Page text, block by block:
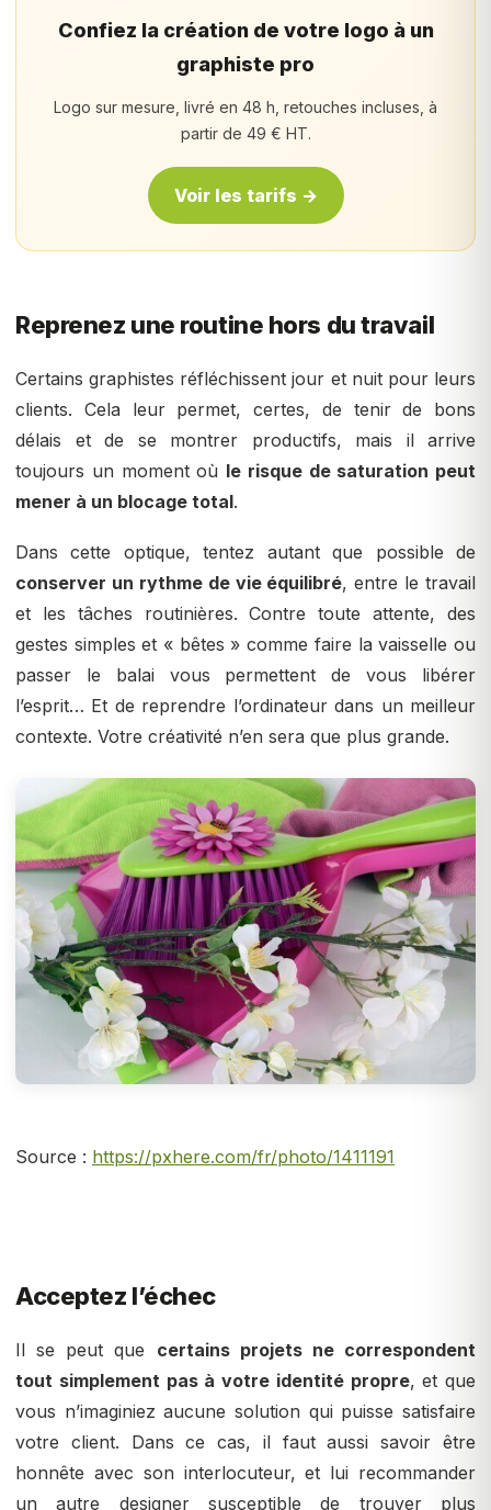
Confiez la création de votre logo à un
graphiste pro
Logo sur mesure, livré en 48 h, retouches incluses, à
partir de 49 € HT.
Voir les tarifs →
Reprenez une routine hors du travail
Certains graphistes réfléchissent jour et nuit pour leurs
clients. Cela leur permet, certes, de tenir de bons
délais et de se montrer productifs, mais il arrive
toujours un moment où le risque de saturation peut
mener à un blocage total.
Dans cette optique, tentez autant que possible de
conserver un rythme de vie équilibré, entre le travail
et les tâches routinières. Contre toute attente, des
gestes simples et « bêtes » comme faire la vaisselle ou
passer le balai vous permettent de vous libérer
l’esprit… Et de reprendre l’ordinateur dans un meilleur
contexte. Votre créativité n’en sera que plus grande.
Source : https://pxhere.com/fr/photo/1411191
Acceptez l’échec
Il se peut que certains projets ne correspondent
tout simplement pas à votre identité propre, et que
vous n’imaginiez aucune solution qui puisse satisfaire
votre client. Dans ce cas, il faut aussi savoir être
honnête avec son interlocuteur, et lui recommander
un autre designer susceptible de trouver plus